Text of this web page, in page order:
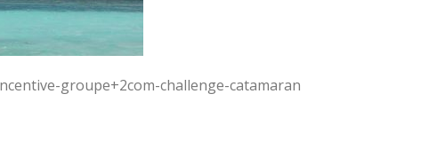
groupe+2com-challenge-catamaran